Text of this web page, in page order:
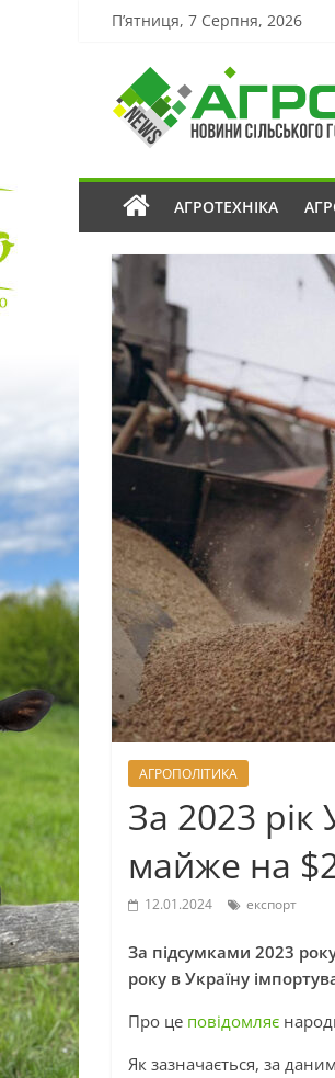
П’ятниця, 7 Серпня, 2026
АГРОТЕХНІКА
АГРОПОЛІТИКА
За 2023 рік
майже на
12.01.2024 експорт
За підсумками 2023
року в Україну
Про це повідомляє
Як зазначається, за